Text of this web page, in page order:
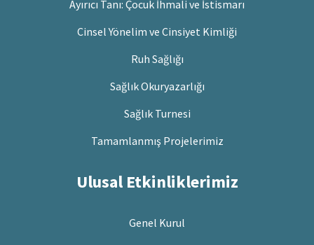
Ayırıcı Tanı: Çocuk İhmali ve İstismarı
Cinsel Yönelim ve Cinsiyet Kimliği
Ruh Sağlığı
Sağlık Okuryazarlığı
Sağlık Turnesi
Tamamlanmış Projelerimiz
Ulusal Etkinliklerimiz
Genel Kurul